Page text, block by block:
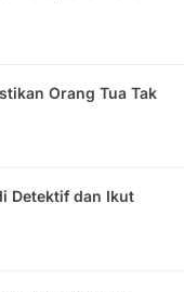
Orang Tua Tak
Detektif dan Ikut